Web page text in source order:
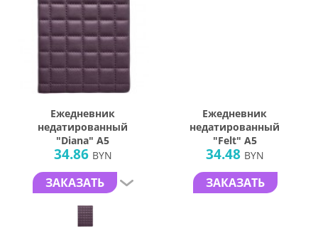
Ежедневник
недатированный
"Diana" А5
34.86 BYN
ЗАКАЗАТЬ
Ежедневник
недатированный
"Felt" А5
34.48 BYN
ЗАКАЗАТЬ